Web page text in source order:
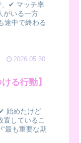
、✔ マッチ率
がいる一方
途中で終わる
2026.05.30
る行動】
始めたけど
しているこ
最も重要な期